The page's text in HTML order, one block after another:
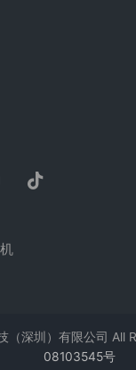
YoutubeTiktok
（深圳）有限公司 All
08103545号